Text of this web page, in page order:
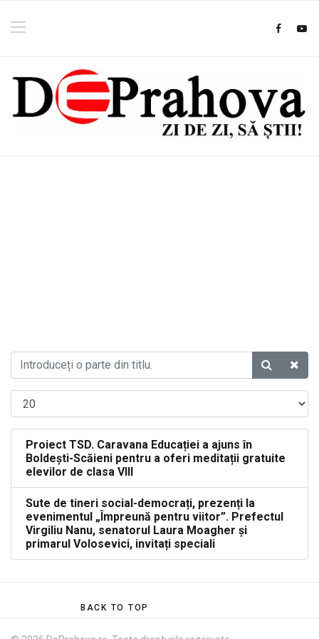
Proiect TSD. Caravana Educației a ajuns în
Boldești-Scăieni pentru a oferi meditații gratuite
elevilor de clasa VIII
Sute de tineri social-democrați, prezenți la
evenimentul „Împreună pentru viitor”. Prefectul
Virgiliu Nanu, senatorul Laura Moagher şi
primarul Volosevici, invitați speciali
BACK TO TOP